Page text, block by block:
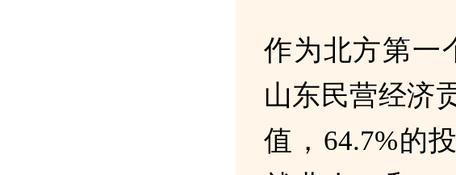
作为北方第一
山东民营经济
值，64.7%的